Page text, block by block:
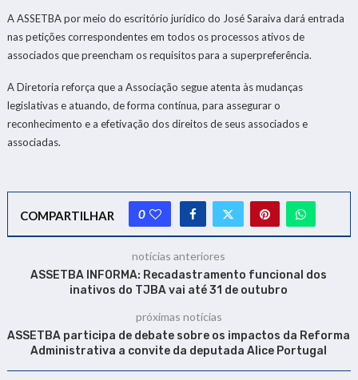
A ASSETBA por meio do escritório jurídico do José Saraiva dará entrada
nas petições correspondentes em todos os processos ativos de
associados que preencham os requisitos para a superpreferência.
A Diretoria reforça que a Associação segue atenta às mudanças
legislativas e atuando, de forma contínua, para assegurar o
reconhecimento e a efetivação dos direitos de seus associados e
associadas.
COMPARTILHAR 0
notícias anteriores
ASSETBA INFORMA: Recadastramento funcional dos
inativos do TJBA vai até 31 de outubro
próximas notícias
ASSETBA participa de debate sobre os impactos da Reforma
Administrativa a convite da deputada Alice Portugal